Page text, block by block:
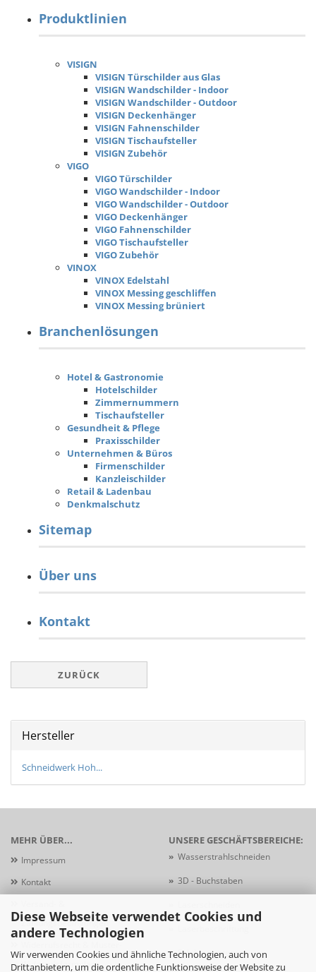
Diese Webseite verwendet Cookies und
andere Technologien
Wir verwenden Cookies und ähnliche Technologien, auch von
Drittanbietern, um die ordentliche Funktionsweise der Website zu
Produktlinien
VISIGN
VISIGN Türschilder aus Glas
VISIGN Wandschilder - Indoor
VISIGN Wandschilder - Outdoor
VISIGN Deckenhänger
VISIGN Fahnenschilder
VISIGN Tischaufsteller
VISIGN Zubehör
VIGO
VIGO Türschilder
VIGO Wandschilder - Indoor
VIGO Wandschilder - Outdoor
VIGO Deckenhänger
VIGO Fahnenschilder
VIGO Tischaufsteller
VIGO Zubehör
VINOX
VINOX Edelstahl
VINOX Messing geschliffen
VINOX Messing brüniert
Branchenlösungen
Hotel & Gastronomie
Hotelschilder
Zimmernummern
Tischaufsteller
Gesundheit & Pflege
Praxisschilder
Unternehmen & Büros
Firmenschilder
Kanzleischilder
Retail & Ladenbau
Denkmalschutz
Sitemap
Über uns
Kontakt
ZURÜCK
Hersteller
Schneidwerk Hoh...
MEHR ÜBER...
Impressum
Kontakt
Zahlungsbedingungen
Widerrufsformular
UNSERE GESCHÄFTSBEREICHE:
» Wasserstrahlschneiden
» 3D - Buchstaben
»Schildersysteme